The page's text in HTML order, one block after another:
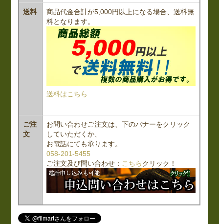
送料
商品代金合計が5,000円以上になる場合、送料無
料となります。
送料はこちら
ご注
文
お問い合わせご注文は、下のバナーをクリック
していただくか、
お電話にても承ります。
058-201-5455
ご注文及び問い合わせ： こちらクリック！